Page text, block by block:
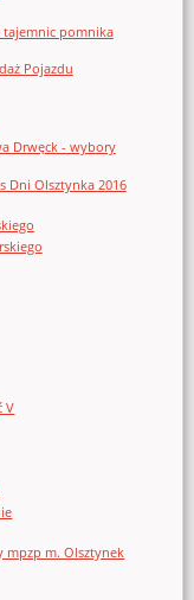
tajemnic pomnika
Pojazdu
Drwęck - wybory
Dni Olsztynka 2016
V
mpzp m. Olsztynek